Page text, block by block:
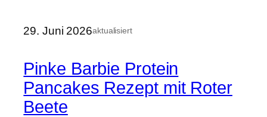
29. Juni 2026aktualisiert
Pinke Barbie Protein
Pancakes Rezept mit Roter
Beete